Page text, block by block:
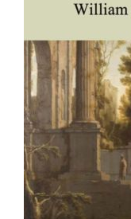
AJOUTER AU